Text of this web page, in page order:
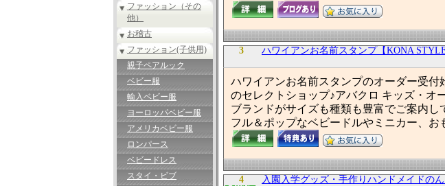
ファッション（その
他）
お稽古
ファッション(子供用)
親子ペアルック
ベビー服
輸入ベビー服
ヨーロッパベビー服
アメリカベビー服
ロンパース
ベビードレス
スタイ・ビブ
3 ハワイアンお名前スタンプ【KONA STYLE
ハワイアンお名前スタンプのオーダー受
のセレクトショップ♪アバクロ キッズ・オ
ブランドがサイズも種類も豊富でご案内
フル＆ポップなベビードルやミニカー、お
4 入園入学グッズ・手作りハンドメイドの